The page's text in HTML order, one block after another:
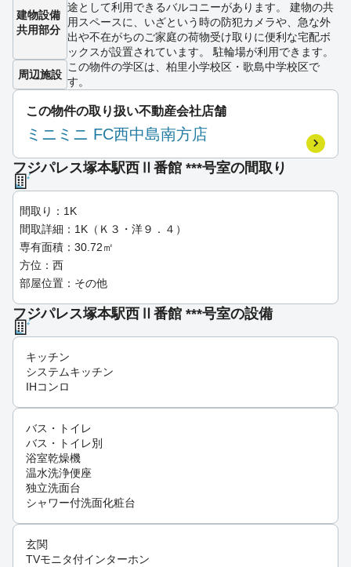
建物設備
共用部分
途として利用できるバルコニーがあります。 建物の共
用スペースに、いざという時の防犯カメラや、急な外
出や不在がちのご家庭の荷物受け取りに便利な宅配ボ
ックスが設置されています。 駐輪場が利用できます。
周辺施設
この物件の学区は、柏里小学校区・歌島中学校区で
す。
この物件の取り扱い不動産会社店舗
ミニミニ FC西中島南方店
フジパレス塚本駅西Ⅱ番館 ***号室の間取り
間取り：1K
間取詳細：1K（Ｋ３・洋９．４）
専有面積：30.72㎡
方位：西
部屋位置：その他
フジパレス塚本駅西Ⅱ番館 ***号室の設備
キッチン
システムキッチン
IHコンロ
バス・トイレ
バス・トイレ別
浴室乾燥機
温水洗浄便座
独立洗面台
シャワー付洗面化粧台
玄関
TVモニタ付インターホン